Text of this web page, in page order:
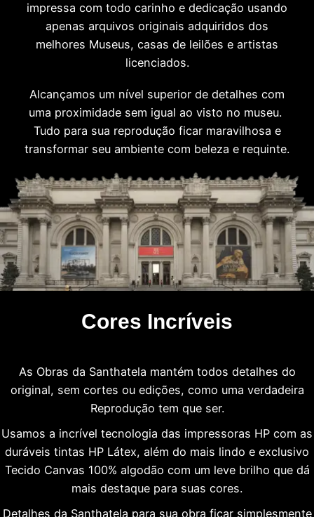
impressa com todo carinho e dedicação usando
apenas arquivos originais adquiridos dos
melhores Museus, casas de leilões e artistas
licenciados.
Alcançamos um nível superior de detalhes com
uma proximidade sem igual ao visto no museu.
Tudo para sua reprodução ficar maravilhosa e
transformar seu ambiente com beleza e requinte.
Cores Incríveis
As Obras da Santhatela mantém todos detalhes do
original, sem cortes ou edições, como uma verdadeira
Reprodução tem que ser.
Usamos a incrível tecnologia das impressoras HP com as
duráveis tintas HP Látex, além do mais lindo e exclusivo
Tecido Canvas 100% algodão com um leve brilho que dá
mais destaque para suas cores.
Detalhes da Santhatela para sua obra ficar simplesmente